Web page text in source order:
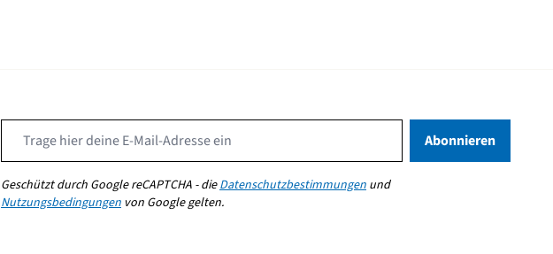
Abonnieren
Geschützt durch Google reCAPTCHA - dieDatenschutzbestimmungen und
Nutzungsbedingungen von Google gelten.